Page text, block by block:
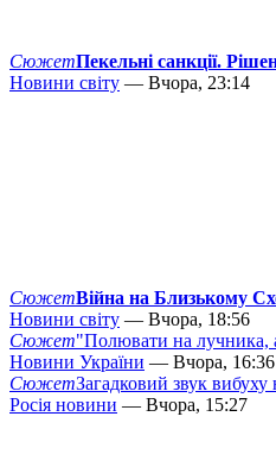
СюжетПекельні санкції.
Новини світу — Вчора, 23:14
СюжетВійна на Близькому
Новини світу — Вчора, 18:56
Сюжет"Полювати на лучника,
Новини України — Вчора, 16:36
СюжетЗагадковий звук
Росія новини — Вчора, 15:27